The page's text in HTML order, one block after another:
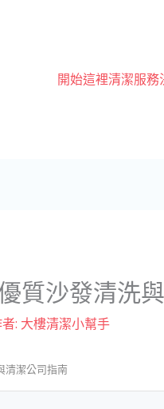
開始這裡清潔服務
質沙發清洗
: 大樓清潔小幫手
清潔公司指南